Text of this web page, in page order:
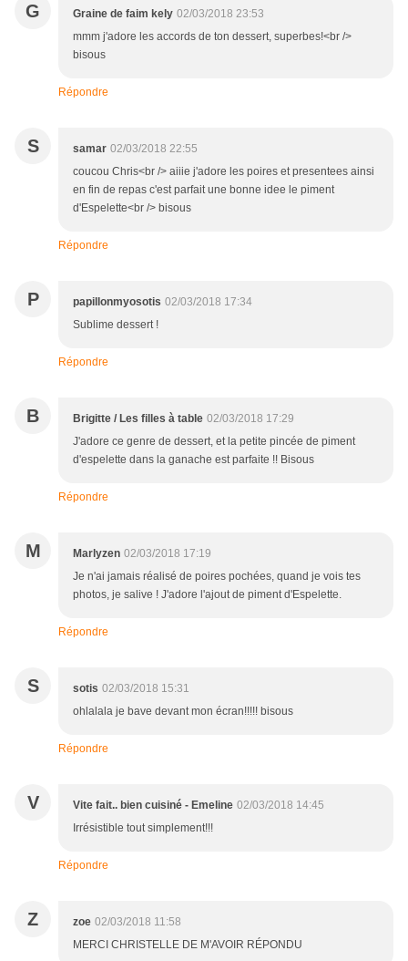
G Graine de faim kely 02/03/2018 23:53
mmm j'adore les accords de ton dessert, superbes!<br />
bisous
Répondre
S samar 02/03/2018 22:55
coucou Chris<br /> aiiie j'adore les poires et presentees ainsi
en fin de repas c'est parfait une bonne idee le piment
d'Espelette<br /> bisous
Répondre
P papillonmyosotis 02/03/2018 17:34
Sublime dessert !
Répondre
B Brigitte / Les filles à table 02/03/2018 17:29
J'adore ce genre de dessert, et la petite pincée de piment
d'espelette dans la ganache est parfaite !! Bisous
Répondre
M Marlyzen 02/03/2018 17:19
Je n'ai jamais réalisé de poires pochées, quand je vois tes
photos, je salive ! J'adore l'ajout de piment d'Espelette.
Répondre
S sotis 02/03/2018 15:31
ohlalala je bave devant mon écran!!!!! bisous
Répondre
V Vite fait.. bien cuisiné - Emeline 02/03/2018 14:45
Irrésistible tout simplement!!!
Répondre
Z zoe 02/03/2018 11:58
MERCI CHRISTELLE DE M'AVOIR RÉPONDU